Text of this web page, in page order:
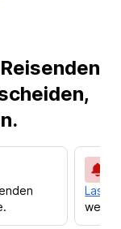
Lass